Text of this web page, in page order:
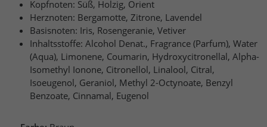
Kopfnoten: Süß, Holzig, Orient
Herznoten: Bergamotte, Zitrone, Lavendel
Basisnoten: Iris, Rosengeranie, Vetiver
Inhaltsstoffe: Alcohol Denat., Fragrance (Parfum), Water
(Aqua), Limonene, Coumarin, Hydroxycitronellal, Alpha-
Isomethyl Ionone, Citronellol, Linalool, Citral,
Isoeugenol, Geraniol, Methyl 2-Octynoate, Benzyl
Benzoate, Cinnamal, Eugenol